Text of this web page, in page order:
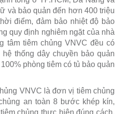
và bảo quản đến hơn 400 triệu
điểm, đảm bảo nhiệt độ bảo
quy định nghiêm ngặt của nhà
tâm tiêm chủng VNVC đều có
thống dây chuyền bảo quản
phòng tiêm có tủ bảo quản
VNVC là đơn vị tiêm chủng
an toàn 8 bước khép kín,
chủng thực hiện đúng cách,